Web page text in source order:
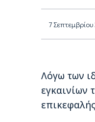
7
Λόγω των
εγκαινίων